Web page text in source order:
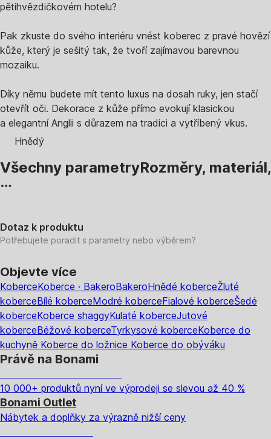
pětihvězdičkovém hotelu?
Pak zkuste do svého interiéru vnést koberec z pravé hovězí
kůže, který je sešitý tak, že tvoří zajímavou barevnou
mozaiku.
Díky němu budete mít tento luxus na dosah ruky, jen stačí
otevřít oči. Dekorace z kůže přímo evokují klasickou
a elegantní Anglii s důrazem na tradici a vytříbený vkus.
Hnědý
Všechny parametryRozměry, materiál,
…
Dotaz k produktu
Potřebujete poradit s parametry nebo výběrem?
Objevte více
KoberceKoberce · BakeroBakeroHnědé koberceŽluté
koberceBílé koberceModré koberceFialové koberceŠedé
koberceKoberce shaggyKulaté koberceJutové
koberceBéžové koberceTyrkysové koberceKoberce do
kuchyně Koberce do ložnice Koberce do obýváku
Právě na Bonami
10 000+ produktů nyní ve výprodeji se slevou až 40 %
Bonami Outlet
Nábytek a doplňky za výrazně nižší ceny